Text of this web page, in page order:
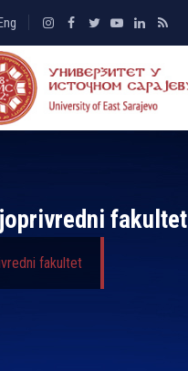
fakultet
fakultet